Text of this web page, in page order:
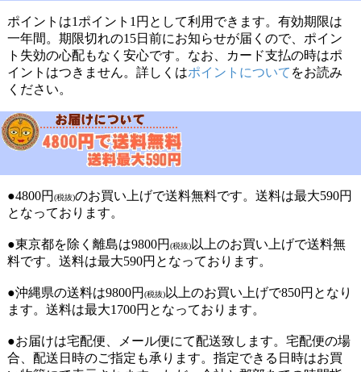
ポイントは1ポイント1円として利用できます。有効期限は
一年間。期限切れの15日前にお知らせが届くので、ポイン
ト失効の心配もなく安心です。なお、カード支払の時はポ
イントはつきません。詳しくはポイントについて をお読み
ください。
●4800円 (税抜)のお買い上げで送料無料です。送料は最大590円
となっております。
●東京都を除く離島は9800円 (税抜)以上のお買い上げで送料無
料です。送料は最大590円となっております。
●沖縄県の送料は9800円 (税抜)以上のお買い上げで850円となり
ます。送料は最大1700円となっております。
●お届けは宅配便、メール便にて配送致します。宅配便の場
合、配送日時のご指定も承ります。指定できる日時はお買